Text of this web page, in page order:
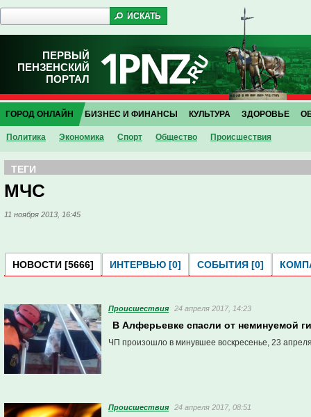
ПЕРВЫЙ
ПЕНЗЕНСКИЙ
ПОРТАЛ
ГОРОД ОНЛАЙН
Политика Экономика Спорт Общество Проиcшествия
БИЗНЕС И ФИНАНСЫ КУЛЬТУРА ЗДОРОВЬЕ
ТЕГИ
МЧС
11 ноября 2013, 16:45
НОВОСТИ [5666] ИНТЕРВЬЮ [0] СОБЫТИЯ [0]
Проиcшествия 24 апреля 2017, 14:23
В Алферьевке спасли от неминуемой
ЧП произошло в минувшее воскресенье, 23
Проиcшествия 24 апреля 2017, 08:51